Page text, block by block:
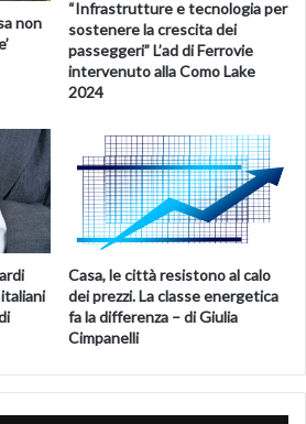
non
“Infrastrutture e tecnologia per
sostenere la crescita dei
passeggeri” L’ad di Ferrovie
intervenuto alla Como Lake
2024
italiani
Casa, le città resistono al calo
dei prezzi. La classe energetica
fa la differenza – di Giulia
Cimpanelli